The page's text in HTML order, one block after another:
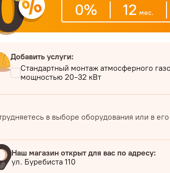
0% 12 мес.
Добавить услуги:
Стандартный монтаж атмосферного
мощностью 20-32 кВт
в выборе оборудования или в
Наш магазин открыт для вас по адресу:
ул. Буребиста 110